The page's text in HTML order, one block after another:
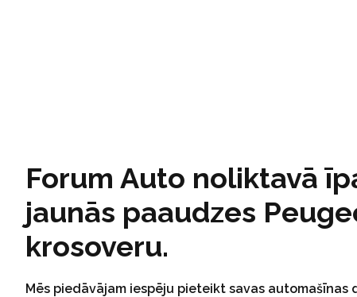
Forum Auto noliktavā
jaunās paaudzes
krosoveru.
Mēs piedāvājam iespēju pieteikt savas automašīnas